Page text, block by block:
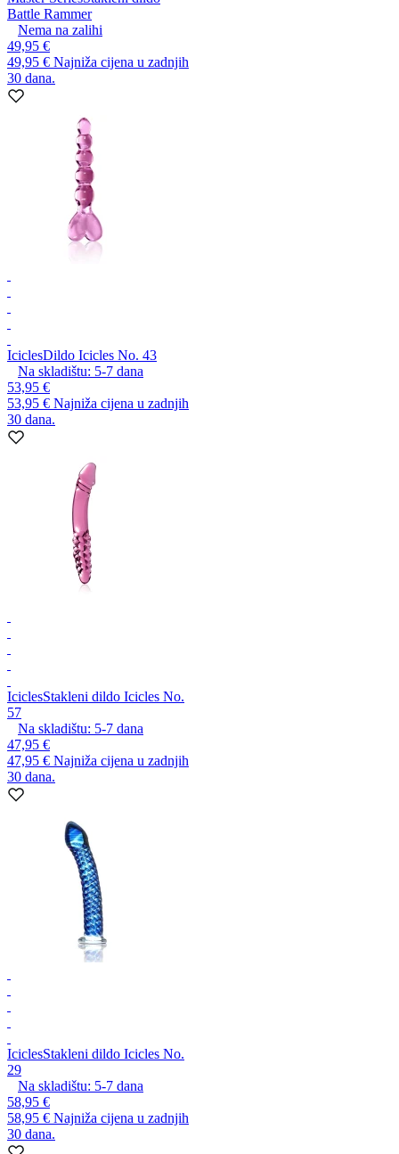
Battle Rammer
Nema na zalihi
49,95 €
49,95 € Najniža cijena u zadnjih
30 dana.
IciclesDildo Icicles No. 43
Na skladištu: 5-7 dana
53,95 €
53,95 € Najniža cijena u zadnjih
30 dana.
IciclesStakleni dildo Icicles No.
57
Na skladištu: 5-7 dana
47,95 €
47,95 € Najniža cijena u zadnjih
30 dana.
IciclesStakleni dildo Icicles No.
29
Na skladištu: 5-7 dana
58,95 €
58,95 € Najniža cijena u zadnjih
30 dana.